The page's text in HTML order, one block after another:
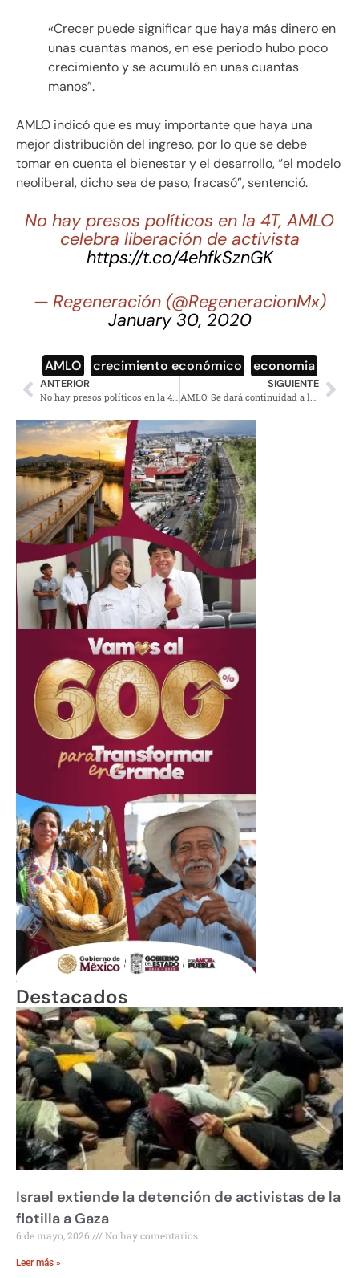
«Crecer puede significar que haya más dinero en
unas cuantas manos, en ese periodo hubo poco
crecimiento y se acumuló en unas cuantas
manos”.
AMLO indicó que es muy importante que haya una
mejor distribución del ingreso, por lo que se debe
tomar en cuenta el bienestar y el desarrollo, “el modelo
neoliberal, dicho sea de paso, fracasó”, sentenció.
No hay presos políticos en la 4T, AMLO
celebra liberación de activista
https://t.co/4ehfkSznGK
— Regeneración (@RegeneracionMx)
January 30, 2020
AMLO crecimiento económico economia
ANTERIOR SIGUIENTE
Destacados
Israel extiende la detención de activistas de la
flotilla a Gaza
6 de mayo, 2026 No hay comentarios
Leer más »